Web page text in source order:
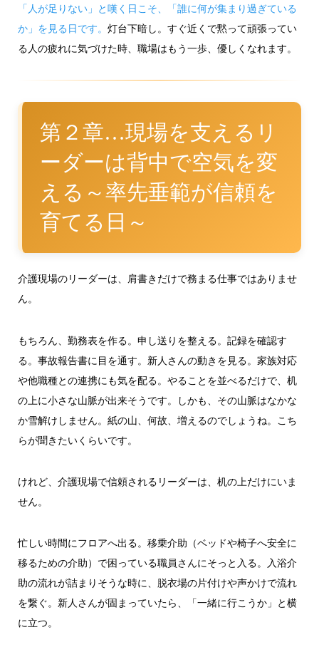
「人が足りない」と嘆く日こそ、「誰に何が集まり過ぎている
か」を見る日です。 灯台下暗し。すぐ近くで黙って頑張ってい
る人の疲れに気づけた時、職場はもう一歩、優しくなれます。
第２章…現場を支えるリ
ーダーは背中で空気を変
える～率先垂範が信頼を
育てる日～
介護現場のリーダーは、肩書きだけで務まる仕事ではありませ
ん。
もちろん、勤務表を作る。申し送りを整える。記録を確認す
る。事故報告書に目を通す。新人さんの動きを見る。家族対応
や他職種との連携にも気を配る。やることを並べるだけで、机
の上に小さな山脈が出来そうです。しかも、その山脈はなかな
か雪解けしません。紙の山、何故、増えるのでしょうね。こち
らが聞きたいくらいです。
けれど、介護現場で信頼されるリーダーは、机の上だけにいま
せん。
忙しい時間にフロアへ出る。移乗介助（ベッドや椅子へ安全に
移るための介助）で困っている職員さんにそっと入る。入浴介
助の流れが詰まりそうな時に、脱衣場の片付けや声かけで流れ
を繋ぐ。新人さんが固まっていたら、「一緒に行こうか」と横
に立つ。